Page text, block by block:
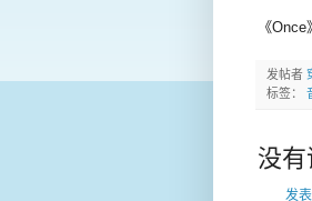
《Once》
发帖者
标签：
没
发